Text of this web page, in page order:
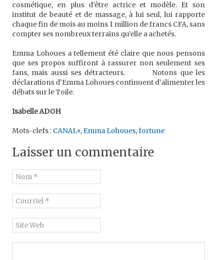
cosmétique, en plus d’être actrice et modèle. Et son
institut de beauté et de massage, à lui seul, lui rapporte
chaque fin de mois au moins 1 million de francs CFA, sans
compter ses nombreux terrains qu’elle a achetés.
Emma Lohoues a tellement été claire que nous pensons
que ses propos suffiront à rassurer non seulement ses
fans, mais aussi ses détracteurs. Notons que les
déclarations d’Emma Lohoues continuent d’alimenter les
débats sur le Toile.
Isabelle ADOH
Mots-clefs : CANAL+,Emma Lohoues,fortune
Laisser un commentaire